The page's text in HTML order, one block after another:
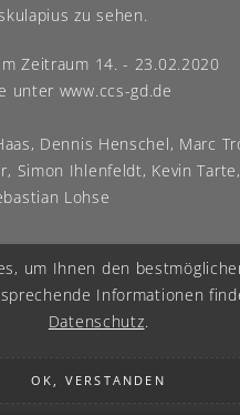
zu sehen.
Zeitraum 14. - 23.02.2020
unter www.ccs-gd.de
Dennis Henschel, Marc
Simon Ihlenfeldt, Kevin
Lohse
um Ihnen den
Informationen
Datenschutz.
OK, VERSTANDEN